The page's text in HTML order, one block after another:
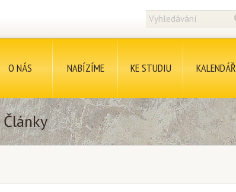
O NÁS NABÍZÍME KE STUDIU KALENDÁŘ
Články